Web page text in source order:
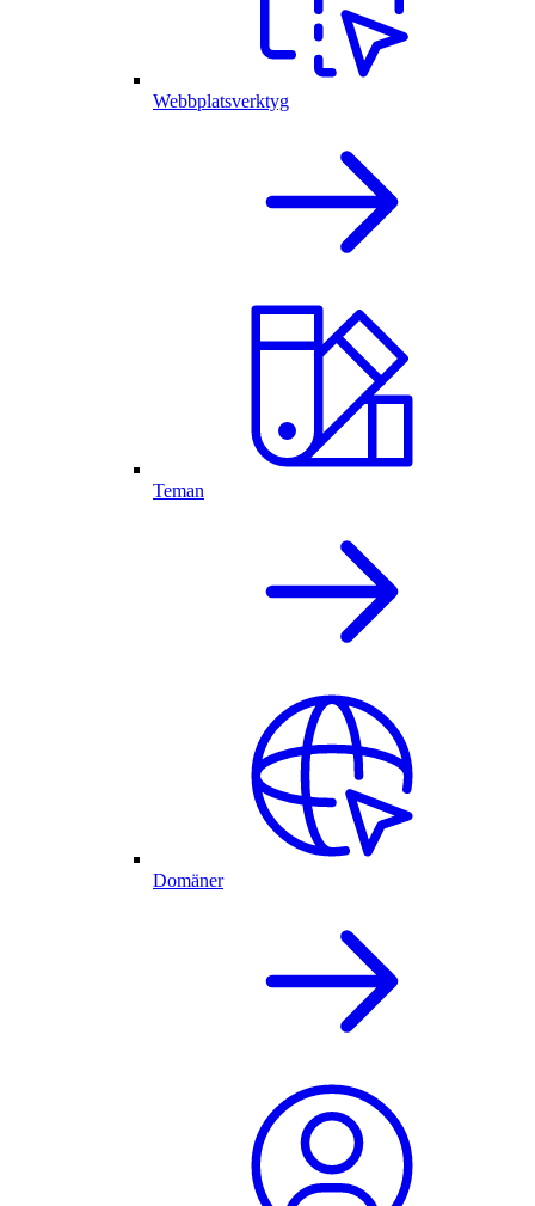
Webbplatsverktyg
Teman
Domäner